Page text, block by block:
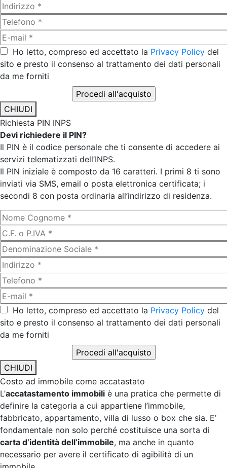
Ho letto, compreso ed accettato la Privacy Policy del
sito e presto il consenso al trattamento dei dati personali
da me forniti
CHIUDI
Richiesta PIN INPS
Devi richiedere il PIN?
Il PIN è il codice personale che ti consente di accedere ai
servizi telematizzati dell’INPS.
Il PIN iniziale è composto da 16 caratteri. I primi 8 ti sono
inviati via SMS, email o posta elettronica certificata; i
secondi 8 con posta ordinaria all’indirizzo di residenza.
Ho letto, compreso ed accettato la Privacy Policy del
sito e presto il consenso al trattamento dei dati personali
da me forniti
CHIUDI
Costo ad immobile come accatastato
L’accatastamento immobili è una pratica che permette di
definire la categoria a cui appartiene l’immobile,
fabbricato, appartamento, villa di lusso o box che sia. E’
fondamentale non solo perché costituisce una sorta di
carta d’identità dell’immobile, ma anche in quanto
necessario per avere il certificato di agibilità di un